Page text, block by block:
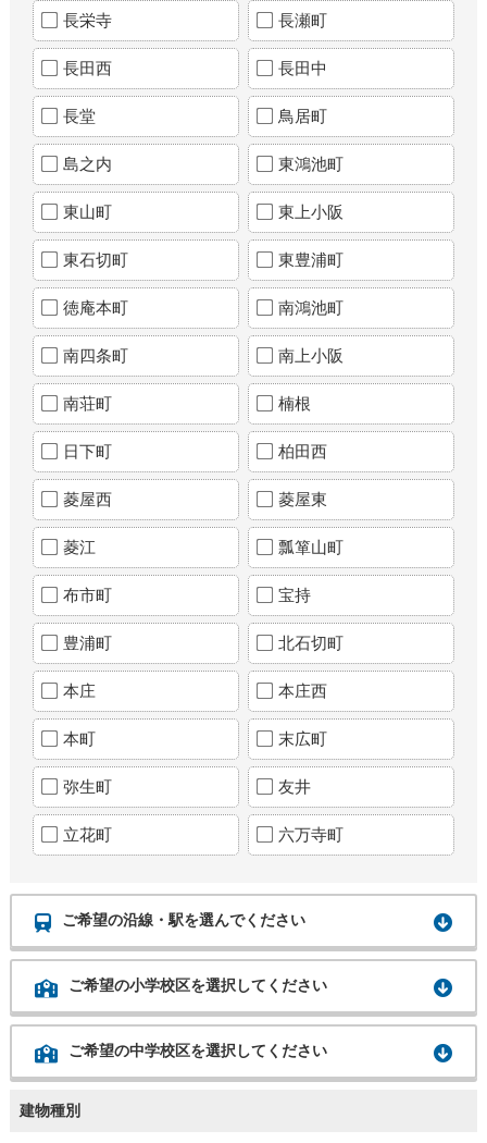
長栄寺 長瀬町
長田西 長田中
長堂 鳥居町
島之内 東鴻池町
東山町 東上小阪
東石切町 東豊浦町
徳庵本町 南鴻池町
南四条町 南上小阪
南荘町 楠根
日下町 柏田西
菱屋西 菱屋東
菱江 瓢箪山町
布市町 宝持
豊浦町 北石切町
本庄 本庄西
本町 末広町
弥生町 友井
立花町 六万寺町
ご希望の沿線・駅を選んでください
ご希望の小学校区を選択してください
ご希望の中学校区を選択してください
建物種別